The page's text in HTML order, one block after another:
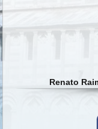
Renato